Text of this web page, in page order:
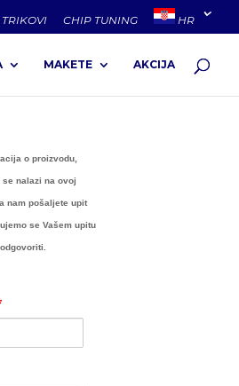
TRIKOVI CHIP TUNING HR
MAKETE AKCIJA
o proizvodu,
nalazi na ovoj
nam pošaljete upit
se Vašem upitu